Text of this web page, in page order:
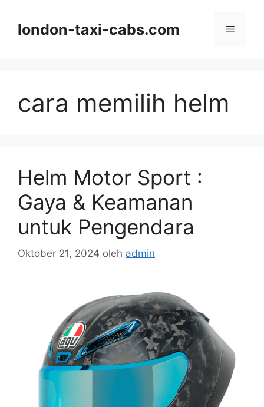
london-taxi-cabs.com Menu
cara memilih helm
Helm Motor Sport :
Gaya & Keamanan
untuk Pengendara
Oktober 21, 2024 oleh admin